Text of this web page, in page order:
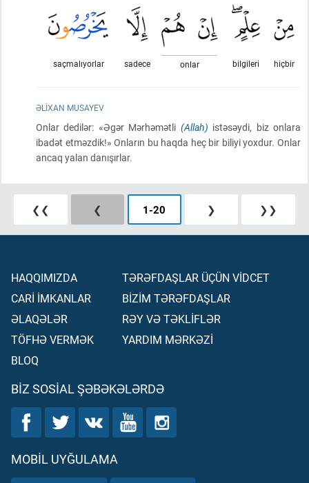
hiçbir
bilgileri
onlar
sadece
saçmalıyorlar
ƏLIXAN MUSAYEV
Onlar dedilər: «Əgər Mərhəmətli (Allah) istəsəydi, biz onlara
ibadət etməzdik!» Onların bu haqda heç bir biliyi yoxdur. Onlar
ancaq yalan danışırlar.
❮❮ ❮ 1-20 ❯ ❯❯
HAQQIMIZDA
CARİ İMKANLAR
ƏLAQƏLƏR
TÖFHƏ VERMƏK
BLOQ
TƏRƏFDAŞLAR ÜÇÜN VİDCET
BİZİM TƏRƏFDAŞLAR
RƏY VƏ TƏKLİFLƏR
YARDIM MƏRKƏZİ
BIZ SOSIAL ŞƏBƏKƏLƏRDƏ
MOBIL UYĞULAMA